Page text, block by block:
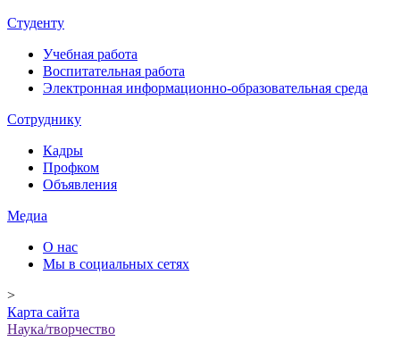
Студенту
Учебная работа
Воспитательная работа
Электронная информационно-образовательная среда
Сотруднику
Кадры
Профком
Объявления
Медиа
О нас
Мы в социальных сетях
>
Карта сайта
Наука/творчество